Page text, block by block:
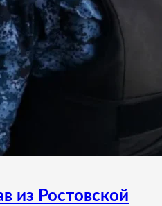
из Ростовской